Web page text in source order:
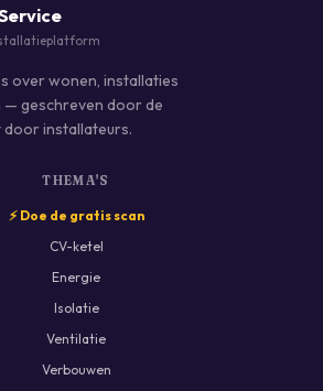
over wonen, installaties
— geschreven door de
door installateurs.
THEMA'S
⚡ Doe de gratis scan
CV-ketel
Energie
Isolatie
Ventilatie
Verbouwen